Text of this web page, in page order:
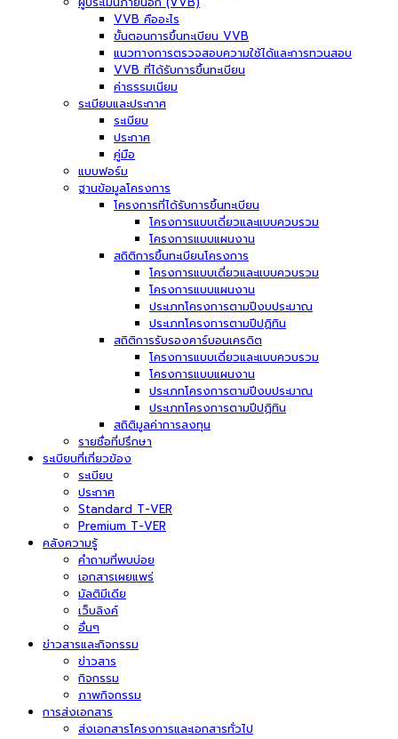
VVB คืออะไร
ขั้นตอนการขึ้นทะเบียน VVB
แนวทางการตรวจสอบความใช้ได้และการทวนสอบ
VVB ที่ได้รับการขึ้นทะเบียน
ค่าธรรมเนียม
ระเบียบและประกาศ
ระเบียบ
ประกาศ
คู่มือ
แบบฟอร์ม
ฐานข้อมูลโครงการ
โครงการที่ได้รับการขึ้นทะเบียน
โครงการแบบเดี่ยวและแบบควบรวม
โครงการแบบแผนงาน
สถิติการขึ้นทะเบียนโครงการ
โครงการแบบเดี่ยวและแบบควบรวม
โครงการแบบแผนงาน
ประเภทโครงการตามปีงบประมาณ
ประเภทโครงการตามปีปฏิทิน
สถิติการรับรองคาร์บอนเครดิต
โครงการแบบเดี่ยวและแบบควบรวม
โครงการแบบแผนงาน
ประเภทโครงการตามปีงบประมาณ
ประเภทโครงการตามปีปฏิทิน
สถิติมูลค่าการลงทุน
รายชื่อที่ปรึกษา
ระเบียบที่เกี่ยวข้อง
ระเบียบ
ประกาศ
Standard T-VER
Premium T-VER
คลังความรู้
คำถามที่พบบ่อย
เอกสารเผยแพร่
มัลติมีเดีย
เว็บลิงค์
อื่นๆ
ข่าวสารและกิจกรรม
ข่าวสาร
กิจกรรม
ภาพกิจกรรม
การส่งเอกสาร
ส่งเอกสารโครงการและเอกสารทั่วไป